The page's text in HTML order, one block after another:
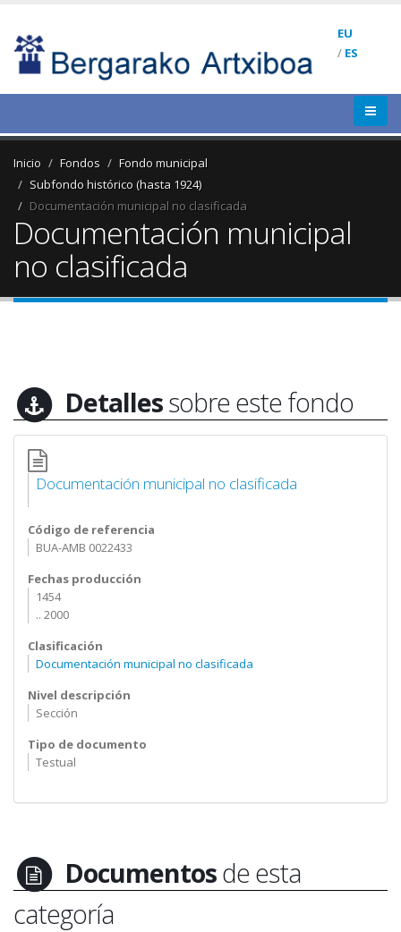
EU
/ ES
Inicio Fondos
Fondo municipal
Subfondo histórico (hasta 1924)
Documentación municipal no clasificada
Documentación municipal
no clasificada
Detallessobre este fondo
Documentación municipal no clasificada
Código de referencia
BUA-AMB 0022433
Fechas producción
1454
.. 2000
Clasificación
Documentación municipal no clasificada
Nivel descripción
Sección
Tipo de documento
Testual
Documentosde esta
categoría